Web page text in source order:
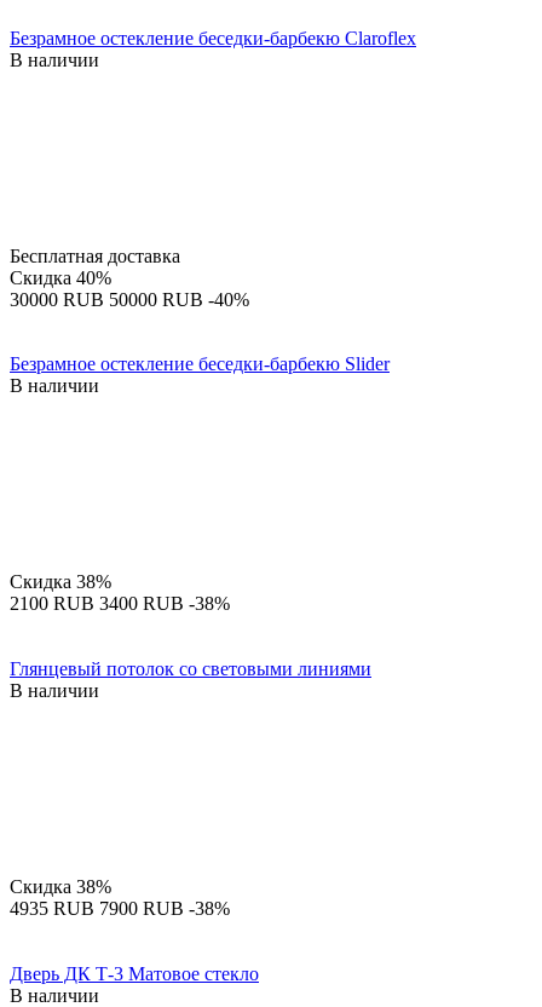
Безрамное остекление беседки-барбекю Claroflex
В наличии
Бесплатная доставка
Скидка 40%
‍30000‍ RUB ‍50000‍ RUB -40%
Безрамное остекление беседки-барбекю Slider
В наличии
Скидка 38%
‍2100‍ RUB ‍3400‍ RUB -38%
Глянцевый потолок со световыми линиями
В наличии
Скидка 38%
‍4935‍ RUB ‍7900‍ RUB -38%
Дверь ДК Т-3 Матовое стекло
В наличии